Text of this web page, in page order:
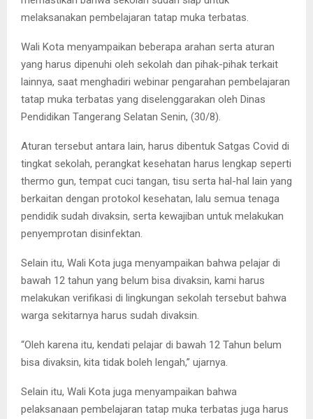
melaksanakan pembelajaran tatap muka terbatas.
Wali Kota menyampaikan beberapa arahan serta aturan
yang harus dipenuhi oleh sekolah dan pihak-pihak terkait
lainnya, saat menghadiri webinar pengarahan pembelajaran
tatap muka terbatas yang diselenggarakan oleh Dinas
Pendidikan Tangerang Selatan Senin, (30/8).
Aturan tersebut antara lain, harus dibentuk Satgas Covid di
tingkat sekolah, perangkat kesehatan harus lengkap seperti
thermo gun, tempat cuci tangan, tisu serta hal-hal lain yang
berkaitan dengan protokol kesehatan, lalu semua tenaga
pendidik sudah divaksin, serta kewajiban untuk melakukan
penyemprotan disinfektan.
Selain itu, Wali Kota juga menyampaikan bahwa pelajar di
bawah 12 tahun yang belum bisa divaksin, kami harus
melakukan verifikasi di lingkungan sekolah tersebut bahwa
warga sekitarnya harus sudah divaksin.
“Oleh karena itu, kendati pelajar di bawah 12 Tahun belum
bisa divaksin, kita tidak boleh lengah,” ujarnya.
Selain itu, Wali Kota juga menyampaikan bahwa
pelaksanaan pembelajaran tatap muka terbatas juga harus